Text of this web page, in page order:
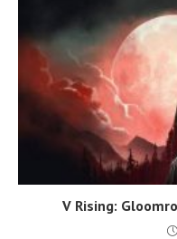
V Rising: